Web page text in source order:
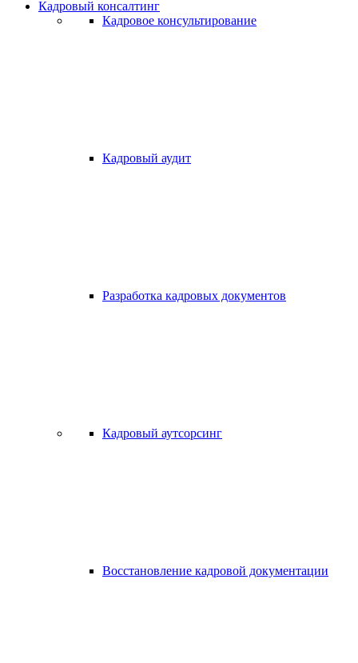
Кадровый консалтинг
Кадровое консультирование
Кадровый аудит
Разработка кадровых документов
Кадровый аутсорсинг
Восстановление кадровой документации